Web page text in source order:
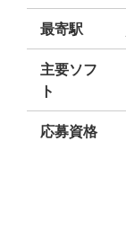
最寄駅
主要ソフ
ト
応募資格